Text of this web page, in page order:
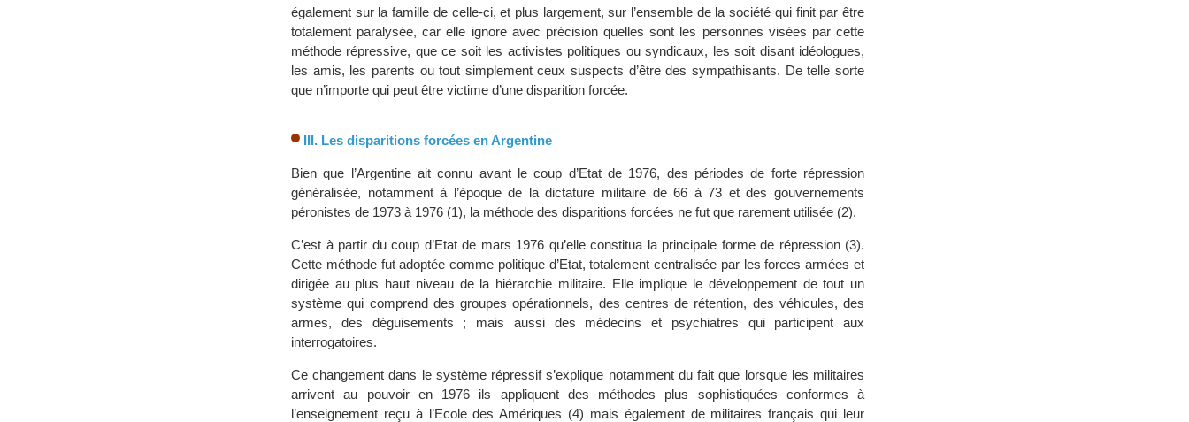
également sur la famille de celle-ci, et plus largement, sur l’ensemble de la société qui finit par être
totalement paralysée, car elle ignore avec précision quelles sont les personnes visées par cette
méthode répressive, que ce soit les activistes politiques ou syndicaux, les soit disant idéologues,
les amis, les parents ou tout simplement ceux suspects d’être des sympathisants. De telle sorte
que n’importe qui peut être victime d’une disparition forcée.
III. Les disparitions forcées en Argentine
Bien que l’Argentine ait connu avant le coup d’Etat de 1976, des périodes de forte répression
généralisée, notamment à l’époque de la dictature militaire de 66 à 73 et des gouvernements
péronistes de 1973 à 1976 (1), la méthode des disparitions forcées ne fut que rarement utilisée (2).
C’est à partir du coup d’Etat de mars 1976 qu’elle constitua la principale forme de répression (3).
Cette méthode fut adoptée comme politique d’Etat, totalement centralisée par les forces armées et
dirigée au plus haut niveau de la hiérarchie militaire. Elle implique le développement de tout un
système qui comprend des groupes opérationnels, des centres de rétention, des véhicules, des
armes, des déguisements ; mais aussi des médecins et psychiatres qui participent aux
interrogatoires.
Ce changement dans le système répressif s’explique notamment du fait que lorsque les militaires
arrivent au pouvoir en 1976 ils appliquent des méthodes plus sophistiquées conformes à
l’enseignement reçu à l’Ecole des Amériques (4) mais également de militaires français qui leur